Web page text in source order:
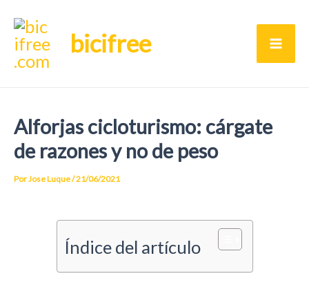
bicifree
Alforjas cicloturismo: cárgate
de razones y no de peso
PorJose Luque/21/06/2021
Índice del artículo